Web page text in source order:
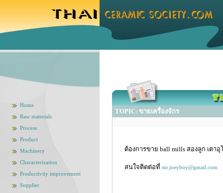
Home
Raw materials
Process
Product
Machinery
Characterization
Productivity improvement
Supplier
TOPIC: ขายเครื่องจักร
ต้องการขาย ball mills สองลูก เตา
สนใจติดต่อที่ mr.joeyboy@gmail.com